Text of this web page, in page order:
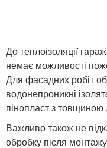
До теплоізоляції
немає можливості
Для фасадних робіт
водонепроникні
пінопласт з товщиною
Важливо також не
обробку після